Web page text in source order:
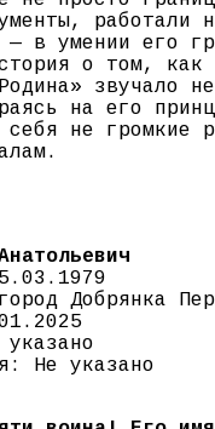
— в умении его
о том, как
звучало
на его
себя не громкие
Добрянка
Не указано